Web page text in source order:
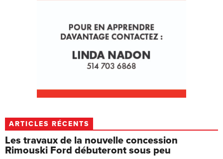
ARTICLES RÉCENTS
Les travaux de la nouvelle concession
Rimouski Ford débuteront sous peu